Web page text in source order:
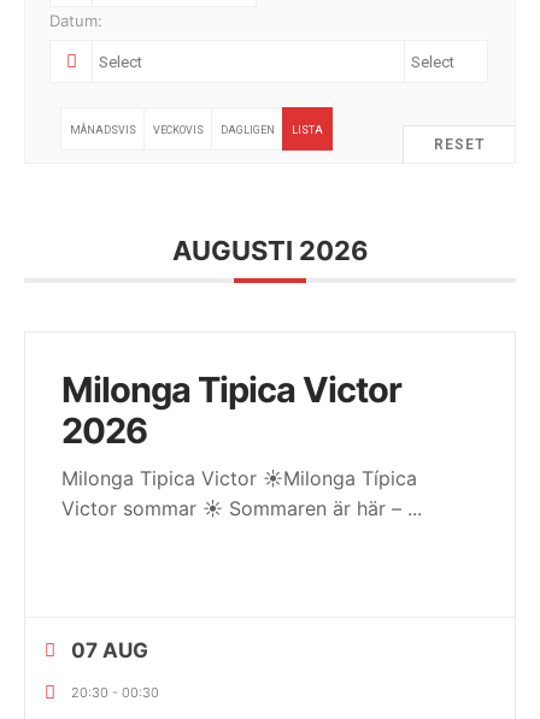
Datum:
RESET
MÅNADSVIS VECKOVIS DAGLIGEN LISTA
AUGUSTI 2026
Milonga Tipica Victor
2026
Milonga Tipica Victor ☀️Milonga Típica
Victor sommar ☀️ Sommaren är här – ...
07 AUG
20:30 - 00:30